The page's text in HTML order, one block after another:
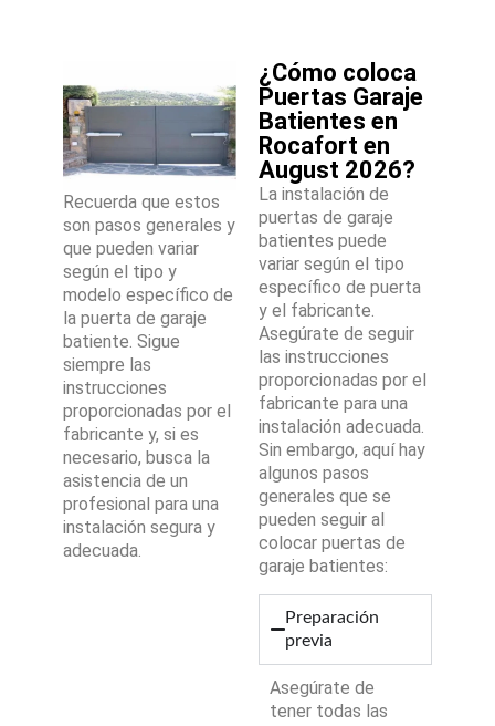
Recuerda que estos
son pasos generales y
que pueden variar
según el tipo y
modelo específico de
la puerta de garaje
batiente. Sigue
siempre las
instrucciones
proporcionadas por el
fabricante y, si es
necesario, busca la
asistencia de un
profesional para una
instalación segura y
adecuada.
¿Cómo coloca
Puertas Garaje
Batientes en
Rocafort en
August 2026?
La instalación de
puertas de garaje
batientes puede
variar según el tipo
específico de puerta
y el fabricante.
Asegúrate de seguir
las instrucciones
proporcionadas por el
fabricante para una
instalación adecuada.
Sin embargo, aquí hay
algunos pasos
generales que se
pueden seguir al
colocar puertas de
garaje batientes:
Preparación
previa
Asegúrate de
tener todas las